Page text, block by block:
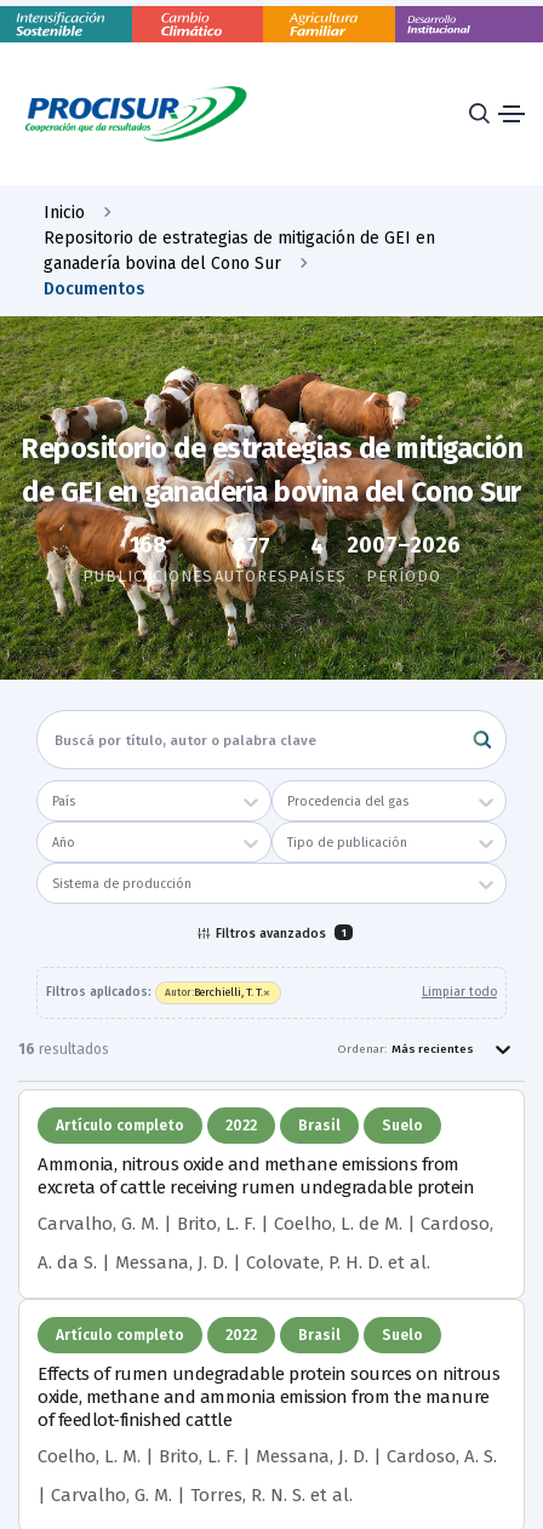
Inicio
Repositorio de estrategias de mitigación de GEI en
ganadería bovina del Cono Sur
Documentos
Repositorio de estrategias de mitigación
de GEI en ganadería bovina del Cono Sur
168
PUBLICACIONES
677
AUTORES
4
PAÍSES
2007–2026
PERÍODO
País Procedencia del gas
Año Tipo de publicación
Sistema de producción
Filtros avanzados 1
Filtros aplicados: Autor:Berchielli, T. T.× Limpiar todo
16 resultados Ordenar: Más recientes
Artículo completo 2022 Brasil Suelo
Ammonia, nitrous oxide and methane emissions from
excreta of cattle receiving rumen undegradable protein
Carvalho, G. M. | Brito, L. F. | Coelho, L. de M. | Cardoso,
A. da S. | Messana, J. D. | Colovate, P. H. D. et al.
Artículo completo 2022 Brasil Suelo
Effects of rumen undegradable protein sources on nitrous
oxide, methane and ammonia emission from the manure
of feedlot-finished cattle
Coelho, L. M. | Brito, L. F. | Messana, J. D. | Cardoso, A. S.
| Carvalho, G. M. | Torres, R. N. S. et al.